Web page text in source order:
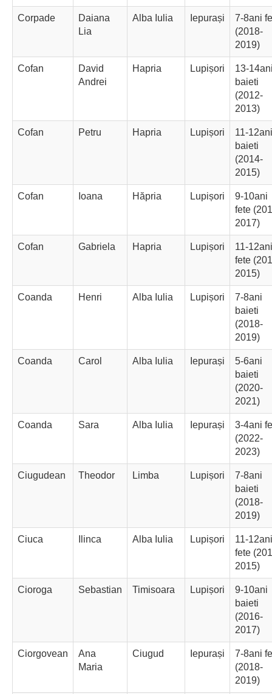
Corpade
Daiana
Lia
Alba Iulia Iepurași
7-8ani
(2018-
2019)
Cofan
David
Andrei
Hapria Lupișori
13-
baieti
(2012-
2013)
Cofan Petru Hapria Lupișori
11-12ani
baieti
(2014-
2015)
Cofan Ioana Hăpria Lupișori
9-10ani
fete
2017)
Cofan Gabriela Hapria Lupișori
11-12ani
fete
2015)
Coanda Henri Alba Iulia Lupișori
7-8ani
baieti
(2018-
2019)
Coanda Carol Alba Iulia Iepurași
5-6ani
baieti
(2020-
2021)
Coanda Sara Alba Iulia Iepurași
3-4ani
(2022-
2023)
Ciugudean Theodor Limba Lupișori
7-8ani
baieti
(2018-
2019)
Ciuca Ilinca Alba Iulia Lupișori
11-12ani
fete
2015)
Cioroga Sebastian Timisoara Lupișori
9-10ani
baieti
(2016-
2017)
Ciorgovean
Ana
Maria
Ciugud Iepurași
7-8ani
(2018-
2019)